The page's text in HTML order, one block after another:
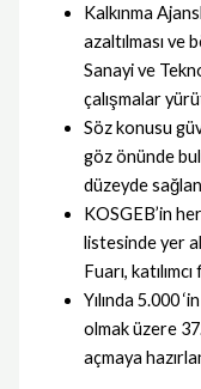
Kalkınma
azaltılması ve
Sanayi ve
çalışmalar
Söz konusu
göz önünde
düzeyde
KOSGEB’in
listesinde yer
Fuarı,
Yılında 5.000
olmak üzere
açmaya